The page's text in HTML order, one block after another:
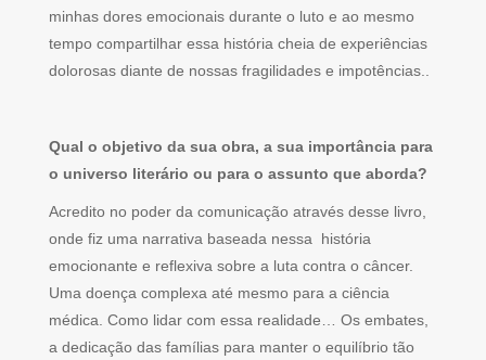
minhas dores emocionais durante o luto e ao mesmo
tempo compartilhar essa história cheia de experiências
dolorosas diante de nossas fragilidades e impotências..
Qual o objetivo da sua obra, a sua importância para
o universo literário ou para o assunto que aborda?
Acredito no poder da comunicação através desse livro,
onde fiz uma narrativa baseada nessa história
emocionante e reflexiva sobre a luta contra o câncer.
Uma doença complexa até mesmo para a ciência
médica. Como lidar com essa realidade… Os embates,
a dedicação das famílias para manter o equilíbrio tão